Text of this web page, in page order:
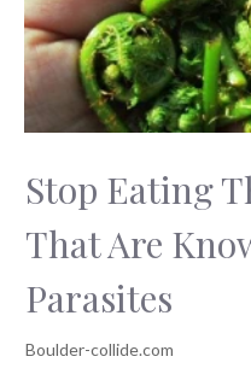
Stop Eating
That Are
Parasites